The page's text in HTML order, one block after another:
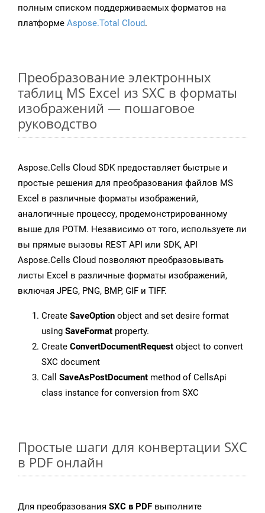
полным списком поддерживаемых форматов на
платформе Aspose.Total Cloud.
Преобразование электронных
таблиц MS Excel из SXC в форматы
изображений — пошаговое
руководство
Aspose.Cells Cloud SDK предоставляет быстрые и
простые решения для преобразования файлов MS
Excel в различные форматы изображений,
аналогичные процессу, продемонстрированному
выше для POTM. Независимо от того, используете ли
вы прямые вызовы REST API или SDK, API
Aspose.Cells Cloud позволяют преобразовывать
листы Excel в различные форматы изображений,
включая JPEG, PNG, BMP, GIF и TIFF.
Create SaveOption object and set desire format
using SaveFormat property.
Create ConvertDocumentRequest object to convert
SXC document
Call SaveAsPostDocument method of CellsApi
class instance for conversion from SXC
Простые шаги для конвертации SXC
в PDF онлайн
Для преобразования SXC в PDF выполните